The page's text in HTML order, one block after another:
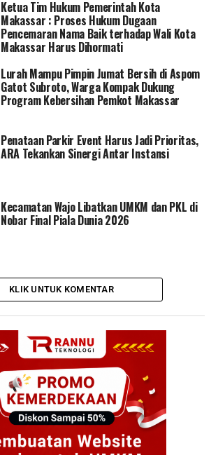
Ketua Tim Hukum Pemerintah Kota
Makassar : Proses Hukum Dugaan
Pencemaran Nama Baik terhadap Wali Kota
Makassar Harus Dihormati
Lurah Mampu Pimpin Jumat Bersih di Aspom
Gatot Subroto, Warga Kompak Dukung
Program Kebersihan Pemkot Makassar
Penataan Parkir Event Harus Jadi Prioritas,
ARA Tekankan Sinergi Antar Instansi
Kecamatan Wajo Libatkan UMKM dan PKL di
Nobar Final Piala Dunia 2026
KLIK UNTUK KOMENTAR